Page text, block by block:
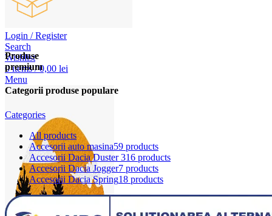
Login / Register
Search
Wishlist
0items / 0,00 lei
Menu
Produse
premium
Categorii produse populare
Categories
Allproducts
Accesorii auto masina59 products
Accesorii Dacia Duster 316 products
Accesorii Dacia Jogger7 products
Accesorii Dacia Spring18 products